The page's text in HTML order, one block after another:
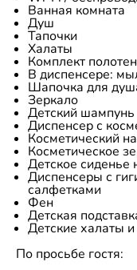
Ванная комната
Душ
Тапочки
Халаты
Комплект
В диспенсере:
Шапочка для
Зеркало
Детский шампунь
Диспенсер с
Косметический
Косметическое
Детское сиденье
Диспенсеры с
салфетками
Фен
Детская
Детские халаты и
По просьбе гостя: